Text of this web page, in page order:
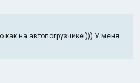
как на автопогрузчике ))) У меня